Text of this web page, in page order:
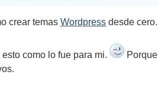
crear temas Wordpress desde
como lo fue para mi.